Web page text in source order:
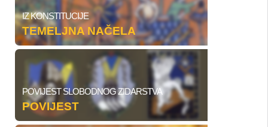
IZ KONSTITUCIJE
TEMELJNA NAČELA
POVIJEST SLOBODNOG ZIDARSTVA
POVIJEST